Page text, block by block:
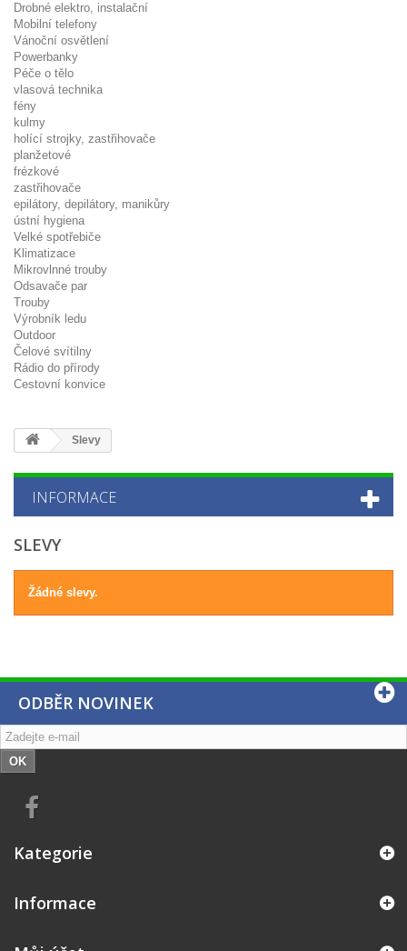
Drobné elektro, instalační
Mobilní telefony
Vánoční osvětlení
Powerbanky
Péče o tělo
vlasová technika
fény
kulmy
holící strojky, zastřihovače
planžetové
frézkové
zastřihovače
epilátory, depilátory, manikůry
ústní hygiena
Velké spotřebiče
Klimatizace
Mikrovlnné trouby
Odsavače par
Trouby
Výrobník ledu
Outdoor
Čelové svítilny
Rádio do přírody
Cestovní konvice
Slevy
INFORMACE
SLEVY
Žádné slevy.
ODBĚR NOVINEK
OK
Kategorie
Informace